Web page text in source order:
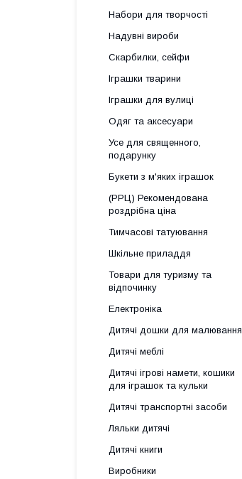
Набори для творчості
Надувні вироби
Скарбилки, сейфи
Іграшки тварини
Іграшки для вулиці
Одяг та аксесуари
Усе для священного,
подарунку
Букети з м'яких іграшок
(РРЦ) Рекомендована
роздрібна ціна
Тимчасові татуювання
Шкільне приладдя
Товари для туризму та
відпочинку
Електроніка
Дитячі дошки для малювання
Дитячі меблі
Дитячі ігрові намети, кошики
для іграшок та кульки
Дитячі транспортні засоби
Ляльки дитячі
Дитячі книги
Виробники